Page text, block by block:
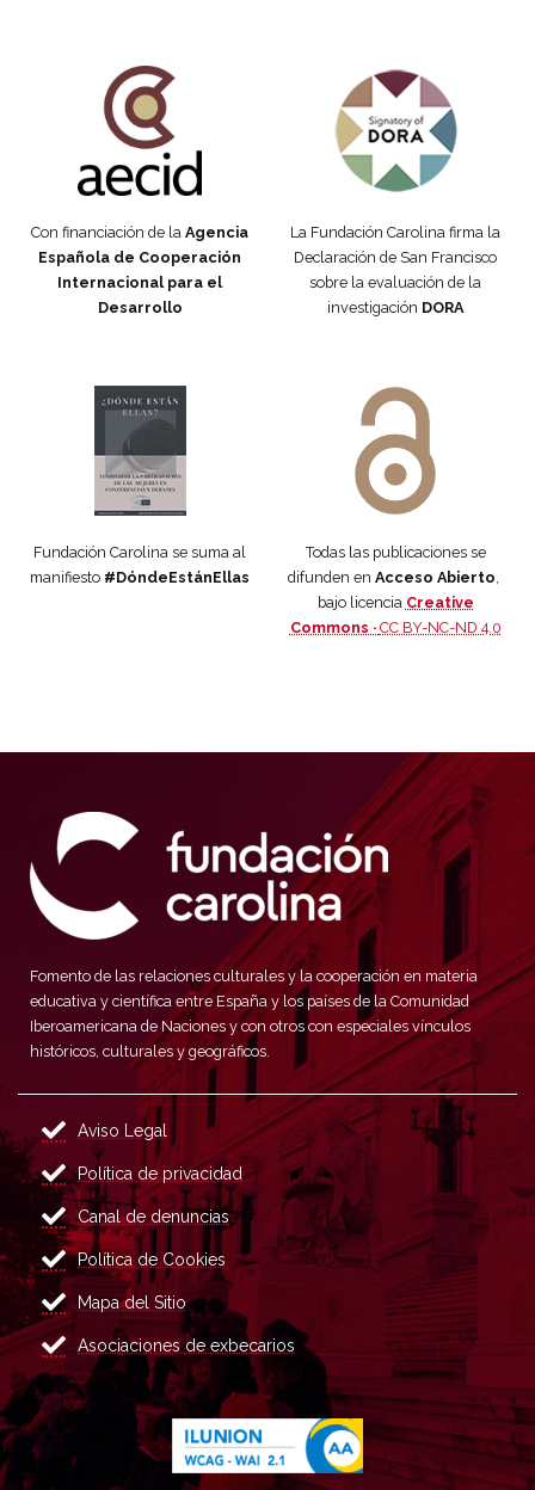
Con financiación de la Agencia
Española de Cooperación
Internacional para el
Desarrollo
La Fundación Carolina firma la
Declaración de San Francisco
sobre la evaluación de la
investigación DORA
Fundación Carolina se suma al
manifiesto #DóndeEstánEllas
Todas las publicaciones se
difunden en Acceso Abierto
bajo licencia Creative
Commons · CC BY-NC-ND 4.0
Fomento de las relaciones culturales y la cooperación en materia
educativa y científica entre España y los países de la Comunidad
Iberoamericana de Naciones y con otros con especiales vínculos
históricos, culturales y geográficos.
Aviso Legal
Política de privacidad
Canal de denuncias
Política de Cookies
Mapa del Sitio
Asociaciones de exbecarios